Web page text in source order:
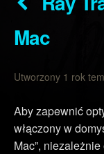
Mac
Utworzony 1 rok
Aby zapewnić
włączony w
Mac”,